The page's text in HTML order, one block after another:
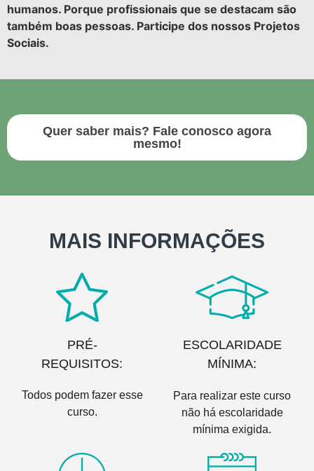
humanos. Porque profissionais que se destacam são
também boas pessoas. Participe dos nossos Projetos
Sociais.
Quer saber mais? Fale conosco agora
mesmo!
MAIS INFORMAÇÕES
PRÉ-
REQUISITOS:
Todos podem fazer esse
curso.
ESCOLARIDADE
MÍNIMA:
Para realizar este curso
não há escolaridade
mínima exigida.